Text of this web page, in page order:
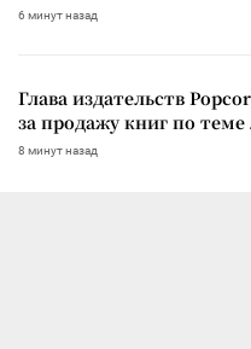
6 минут назад
Глава издательств
за продажу книг по
8 минут назад